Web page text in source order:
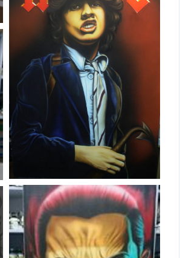
Lemmy de Motorhead.
Monocroma en blanco y negro